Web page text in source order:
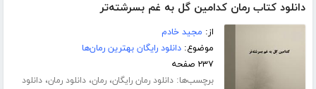
دانلود کتاب رمان کدامین گل به غم بسرشته‌تر
از: مجید خادم
موضوع:دانلود رایگان بهترین رمان‌ها
۲۳۷ صفحه
برچسب‌ها:دانلود رمان رایگان،رمان،دانلود رمان،دانلود